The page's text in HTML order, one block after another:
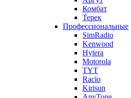
Комбат
Терек
Профессиональные
SimRadio
Kenwood
Hytera
Motorola
TYT
Racio
Kirisun